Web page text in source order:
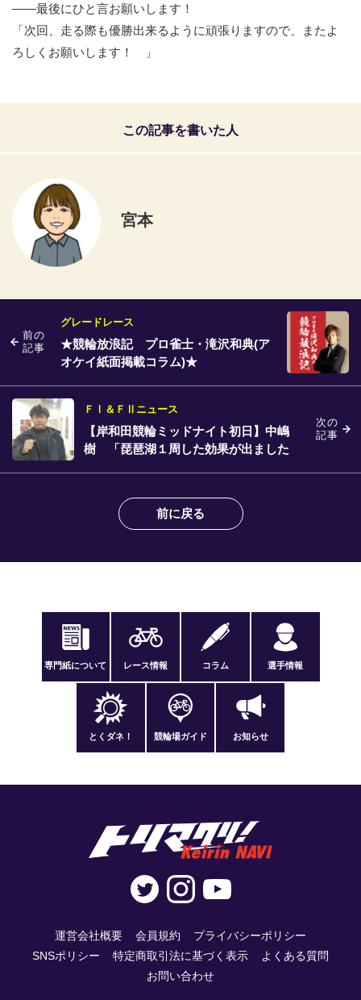
――最後にひと言お願いします！
「次回、走る際も優勝出来るように頑張りますので、またよ
ろしくお願いします！ 」
この記事を書いた人
宮本
前の
記事
グレードレース
★競輪放浪記 プロ雀士・滝沢和典(ア
オケイ紙面掲載コラム)★
次の
記事
ＦⅠ＆ＦⅡニュース
【岸和田競輪ミッドナイト初日】中嶋
樹 「琵琶湖１周した効果が出ました
前に戻る
専門紙について レース情報 コラム 選手情報
とくダネ！ 競輪場ガイド お知らせ
運営会社概要 会員規約
プライバシーポリシー
SNSポリシー
特定商取引法に基づく表示
よくある質問
お問い合わせ